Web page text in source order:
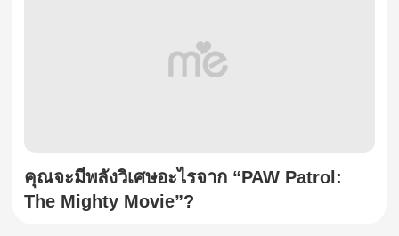
คุณจะมีพลังวิเศษอะไรจาก “PAW Patrol:
The Mighty Movie”?